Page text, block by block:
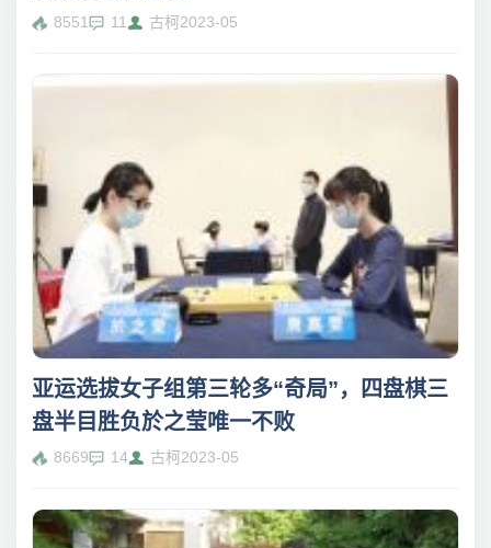
8551 11 古柯2023-05
亚运选拔女子组第三轮多“奇局”，四盘棋三
盘半目胜负於之莹唯一不败
8669 14 古柯2023-05